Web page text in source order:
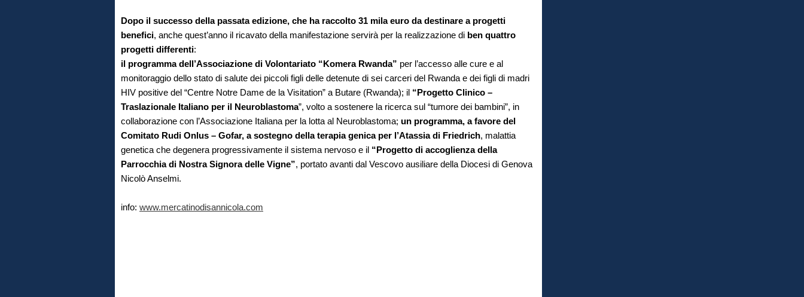
Dopo il successo della passata edizione, che ha raccolto 31 mila euro da destinare a progetti
benefici, anche quest’anno il ricavato della manifestazione servirà per la realizzazione di ben quattro
progetti differenti:
il programma dell’Associazione di Volontariato “Komera Rwanda” per l’accesso alle cure e al
monitoraggio dello stato di salute dei piccoli figli delle detenute di sei carceri del Rwanda e dei figli di madri
HIV positive del “Centre Notre Dame de la Visitation” a Butare (Rwanda); il “Progetto Clinico –
Traslazionale Italiano per il Neuroblastoma”, volto a sostenere la ricerca sul “tumore dei bambini”, in
collaborazione con l’Associazione Italiana per la lotta al Neuroblastoma; un programma, a favore del
Comitato Rudi Onlus – Gofar, a sostegno della terapia genica per l’Atassia di Friedrich, malattia
genetica che degenera progressivamente il sistema nervoso e il “Progetto di accoglienza della
Parrocchia di Nostra Signora delle Vigne”, portato avanti dal Vescovo ausiliare della Diocesi di Genova
Nicolò Anselmi.
info: www.mercatinodisannicola.com